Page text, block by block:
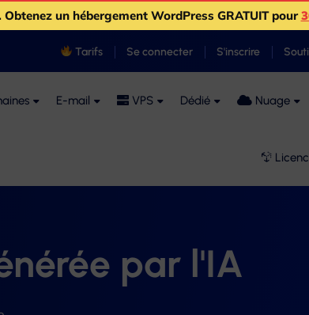
Obtenez un hébergement WordPress GRATUIT pour
Tarifs Se connecter S'inscrire
E-mail VPS Dédié Nuage
par l'IA